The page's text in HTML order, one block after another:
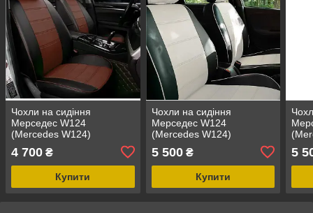
Чохли на сидіння
Мерседес W124
(Mercedes W124)
модельні MAX з екошкіри
Чорно-коричневий
4 700 ₴
Купити
Чохли на сидіння
Мерседес W124
(Mercedes W124)
екошкіри Чорно-білий
5 500₴
Купити
5